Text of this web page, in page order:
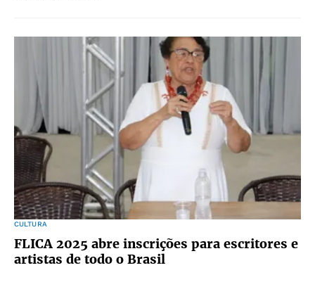
CULTURA
FLICA 2025 abre inscrições para escritores e
artistas de todo o Brasil